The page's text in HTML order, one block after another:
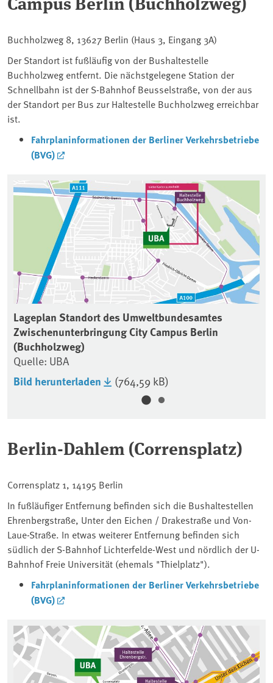
Buchholzweg 8, 13627 Berlin (Haus 3, Eingang 3A)
Der Standort ist fußläufig von der Bushaltestelle
Buchholzweg entfernt. Die nächstgelegene Station der
Schnellbahn ist der S-Bahnhof Beusselstraße, von der aus
der Standort per Bus zur Haltestelle Buchholzweg erreichbar
ist.
Fahrplaninformationen der Berliner Verkehrsbetriebe
(BVG)
Lageplan Standort des Umweltbundesamtes
Zwischenunterbringung City Campus Berlin
(Buchholzweg)
Quelle: UBA
Bild herunterladen (764,59 kB)
Berlin-Dahlem (Corrensplatz)
Corrensplatz 1, 14195 Berlin
In fußläufiger Entfernung befinden sich die Bushaltestellen
Ehrenbergstraße, Unter den Eichen / Drakestraße und Von-
Laue-Straße. In etwas weiterer Entfernung befinden sich
südlich der S-Bahnhof Lichterfelde-West und nördlich der U-
Bahnhof Freie Universität (ehemals "Thielplatz").
Fahrplaninformationen der Berliner Verkehrsbetriebe
(BVG)